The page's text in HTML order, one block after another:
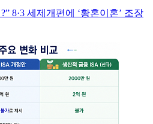
8·3 세제개편에 ‘황혼이혼’ 조장